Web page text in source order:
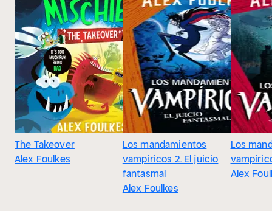
The Takeover
Alex Foulkes
Los mandamientos
vampíricos 2. El juicio
fantasmal
Alex Foulkes
Los
Alex